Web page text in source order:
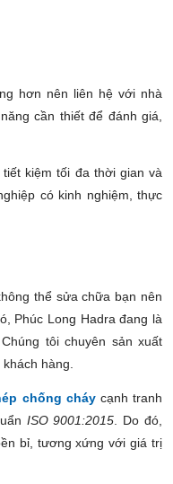
hơn nên liên hệ với nhà
cần thiết để đánh giá,
kiệm tối đa thời gian và
có kinh nghiệm, thực
thể sửa chữa bạn nên
Phúc Long Hadra đang là
tôi chuyên sản xuất
hàng.
chống cháycạnh tranh
ISO 9001:2015 . Do đó,
bỉ, tương xứng với giá trị